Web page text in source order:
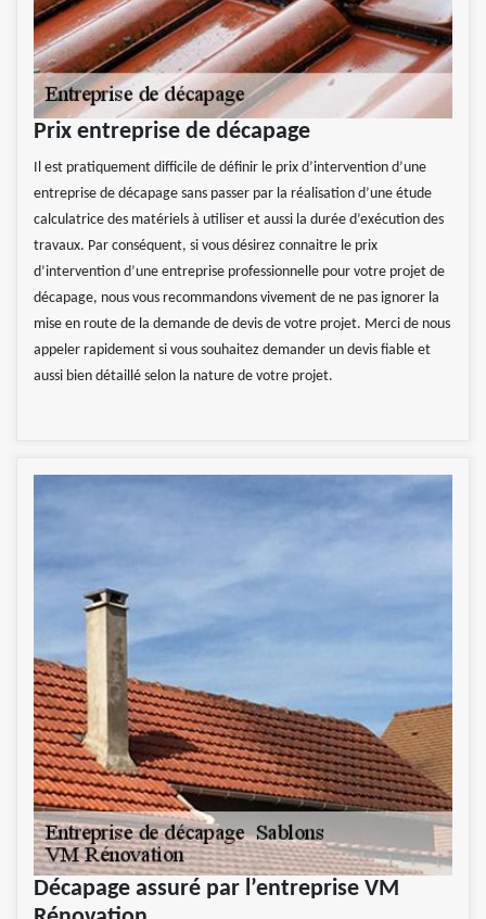
Prix entreprise de décapage
Il est pratiquement difficile de définir le prix d’intervention d’une
entreprise de décapage sans passer par la réalisation d’une étude
calculatrice des matériels à utiliser et aussi la durée d’exécution des
travaux. Par conséquent, si vous désirez connaitre le prix
d’intervention d’une entreprise professionnelle pour votre projet de
décapage, nous vous recommandons vivement de ne pas ignorer la
mise en route de la demande de devis de votre projet. Merci de nous
appeler rapidement si vous souhaitez demander un devis fiable et
aussi bien détaillé selon la nature de votre projet.
Décapage assuré par l’entreprise VM